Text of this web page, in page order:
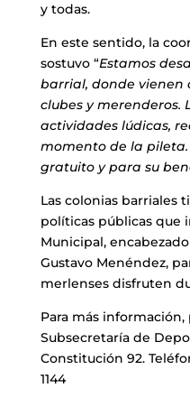
y todas.
En este sentido, la
sostuvo “Estamos
barrial, donde vienen
clubes y merenderos.
actividades lúdicas,
momento de la
gratuito y para su
Las colonias barriales
políticas públicas que
Municipal,
Gustavo Menéndez,
merlenses disfruten
Para más
Subsecretaría de
Constitución 92.
1144